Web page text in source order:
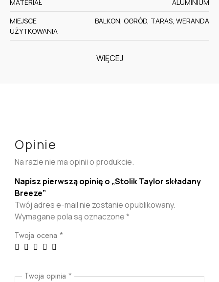
MATERIAŁ
ALUMINIUM
MIEJSCE
UŻYTKOWANIA
BALKON, OGRÓD, TARAS, WERANDA
WIĘCEJ
Opinie
Na razie nie ma opinii o produkcie.
Napisz pierwszą opinię o „Stolik Taylor składany
Breeze”
Twój adres e-mail nie zostanie opublikowany.
Wymagane pola są oznaczone*
Twoja ocena *
Twoja opinia *